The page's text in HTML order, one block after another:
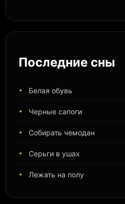
Последние сны
Белая обувь
Черные сапоги
Собирать чемодан
Серьги в ушах
Лежать на полу